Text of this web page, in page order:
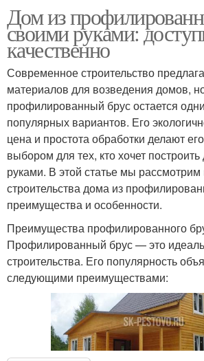
Дом из
своими руками:
качественно
Современное строительство
материалов для возведения домов,
профилированный брус остается
популярных вариантов. Его
цена и простота обработки делают
выбором для тех, кто хочет
руками. В этой статье мы рассмотрим
строительства дома из
преимущества и особенности.
Преимущества профилированного
Профилированный брус — это
строительства. Его популярность
следующими преимуществами: